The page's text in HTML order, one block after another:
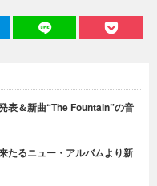
表＆新曲“The Fountain”の音
たるニュー・アルバムより新